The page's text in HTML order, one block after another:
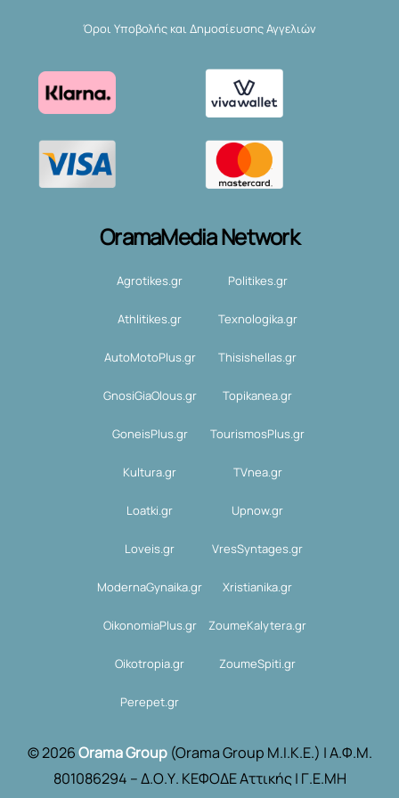
Όροι Υποβολής και Δημοσίευσης Αγγελιών
OramaMedia Network
Agrotikes.gr Politikes.gr
Athlitikes.gr Texnologika.gr
AutoMotoPlus.gr Thisishellas.gr
GnosiGiaOlous.gr Topikanea.gr
GoneisPlus.gr TourismosPlus.gr
Kultura.gr TVnea.gr
Loatki.gr Upnow.gr
Loveis.gr VresSyntages.gr
ModernaGynaika.gr Xristianika.gr
OikonomiaPlus.gr ZoumeKalytera.gr
Oikotropia.gr ZoumeSpiti.gr
Perepet.gr
© 2026Orama Group(Orama Group Μ.Ι.Κ.Ε.) | Α.Φ.Μ.
801086294 – Δ.Ο.Υ. ΚΕΦΟΔΕ Αττικής | Γ.Ε.ΜΗ